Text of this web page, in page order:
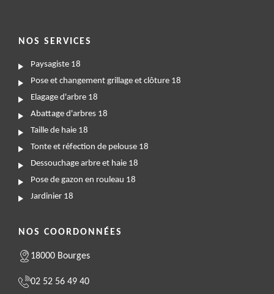
NOS SERVICES
Paysagiste 18
Pose et changement grillage et clôture 18
Elagage d'arbre 18
Abattage d'arbres 18
Taille de haie 18
Tonte et réfection de pelouse 18
Dessouchage arbre et haie 18
Pose de gazon en rouleau 18
Jardinier 18
NOS COORDONNÉES
18000 Bourges
02 52 56 49 40